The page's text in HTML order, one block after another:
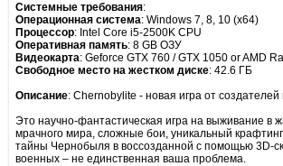
Системные требования:
Операционная система: Windows 7, 8, 10 (x64)
Процессор: Intel Core i5-2500K CPU
Оперативная память: 8 GB ОЗУ
Видеокарта: Geforce GTX 760 / GTX 1050 or AMD
Свободное место на жестком диске: 42.6 ГБ
Описание: Chernobylite - новая игра от
Это научно-фантастическая игра на выживание в
мрачного мира, сложные бои, уникальный
тайны Чернобыля в воссозданной с помощью 3D-
военных – не единственная ваша проблема.